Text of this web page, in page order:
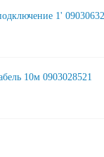
1'
10м 0903028521